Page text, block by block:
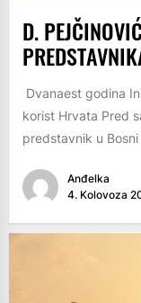
D.
Dvanaest godina
korist Hrvata Pred
predstavnik u
Anđelka
4. Kolovoza